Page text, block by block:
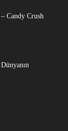
Candy Crush